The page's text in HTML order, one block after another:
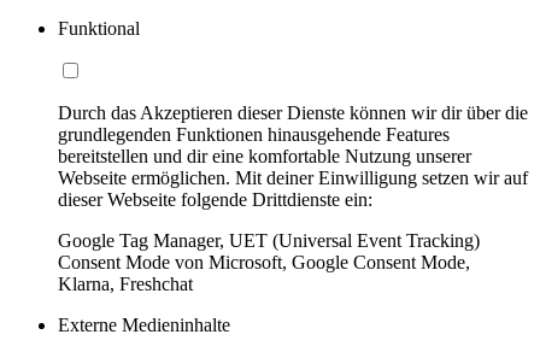
Funktional
Durch das Akzeptieren dieser Dienste können wir dir über die
grundlegenden Funktionen hinausgehende Features
bereitstellen und dir eine komfortable Nutzung unserer
Webseite ermöglichen. Mit deiner Einwilligung setzen wir auf
dieser Webseite folgende Drittdienste ein:
Google Tag Manager, UET (Universal Event Tracking)
Consent Mode von Microsoft, Google Consent Mode,
Klarna, Freshchat
Externe Medieninhalte